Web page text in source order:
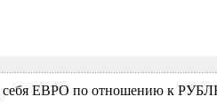
себя ЕВРО по отношению к